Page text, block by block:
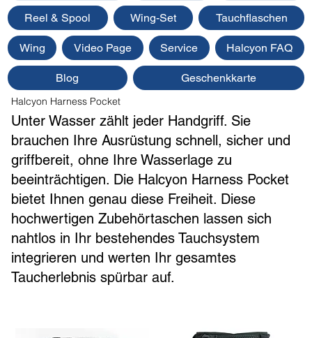
Reel & Spool Wing-Set Tauchflaschen
Wing Video Page Service Halcyon FAQ
Blog Geschenkkarte
Halcyon Harness Pocket
Unter Wasser zählt jeder Handgriff. Sie
brauchen Ihre Ausrüstung schnell, sicher und
griffbereit, ohne Ihre Wasserlage zu
beeinträchtigen. Die Halcyon Harness Pocket
bietet Ihnen genau diese Freiheit. Diese
hochwertigen Zubehörtaschen lassen sich
nahtlos in Ihr bestehendes Tauchsystem
integrieren und werten Ihr gesamtes
Taucherlebnis spürbar auf.